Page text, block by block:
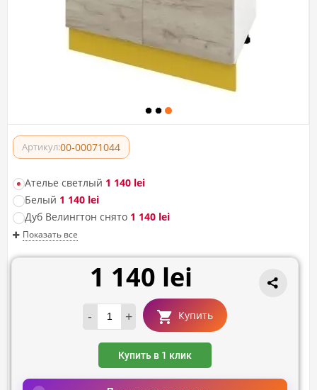
Артикул:00-00071044
Ателье светлый 1 140 lei
Белый 1 140 lei
Дуб Велингтон снято 1 140 lei
Показать все
1 140 lei
- + Купить
Купить в 1 клик